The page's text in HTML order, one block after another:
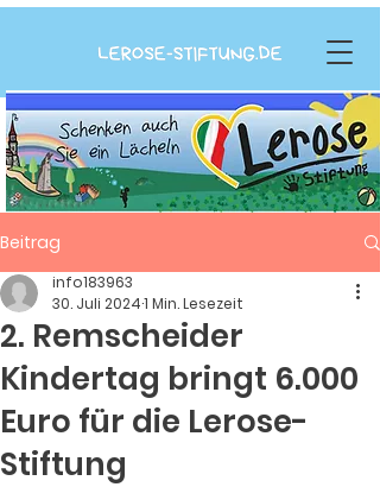
Beitrag
2. Remscheider
Kindertag bringt 6.000
Euro für die Lerose-
Stiftung
info183963
30. Juli 20241 Min. Lesezeit